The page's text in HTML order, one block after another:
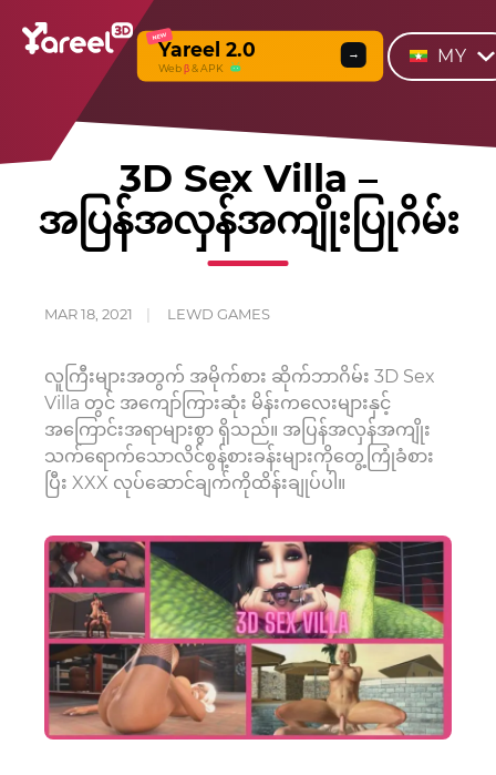
NEW
Yareel 2.0
Webβ & APK
→ MY
3D Sex Villa –
အပြန်အလှန်အကျိုးပြုဂိမ်း
MAR 18, 2021 LEWD GAMES
လူကြီးများအတွက် အမိုက်စား ဆိုက်ဘာဂိမ်း 3D Sex
Villa တွင် အကျော်ကြားဆုံး မိန်းကလေးများနှင့်
အကြောင်းအရာများစွာ ရှိသည်။ အပြန်အလှန်အကျိုး
သက်ရောက်သောလိင်စွန့်စားခန်းများကိုတွေ့ကြုံခံစား
ပြီး XXX လုပ်ဆောင်ချက်ကိုထိန်းချုပ်ပါ။